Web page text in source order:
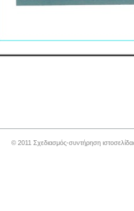
© 2011 Σχεδιασμός-συντήρηση